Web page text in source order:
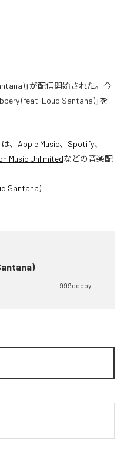
」が配信開始された。今
(feat. Loud Santana)」を
は、 Apple Music、 Spotify、
Music Unlimitedなどの音楽配
Santana)
999dobby